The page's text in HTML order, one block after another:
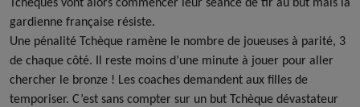
gardienne française résiste.
Une pénalité Tchèque ramène le nombre de joueuses à parité, 3
de chaque côté. Il reste moins d’une minute à jouer pour aller
chercher le bronze ! Les coaches demandent aux filles de
temporiser. C’est sans compter sur un but Tchèque dévastateur